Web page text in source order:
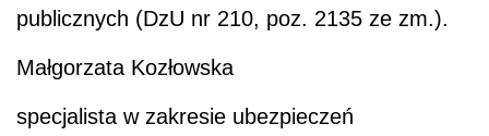
publicznych (DzU nr 210, poz. 2135 ze zm.).
Małgorzata Kozłowska
specjalista w zakresie ubezpieczeń